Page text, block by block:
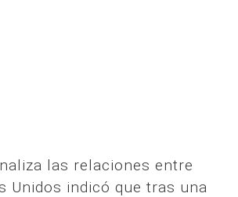
las relaciones entre
Unidos indicó que tras una